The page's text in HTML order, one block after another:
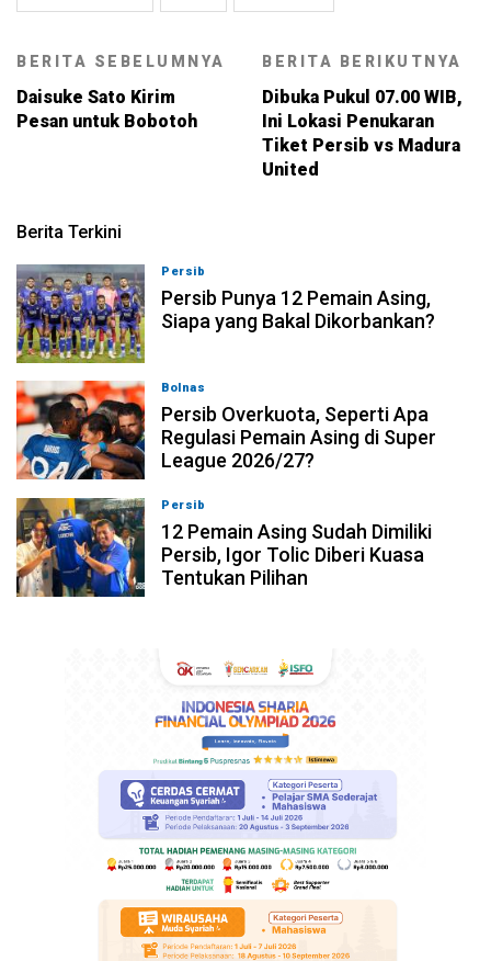
BERITA SEBELUMNYA
Daisuke Sato Kirim
Pesan untuk Bobotoh
BERITA BERIKUTNYA
Dibuka Pukul 07.00 WIB,
Ini Lokasi Penukaran
Tiket Persib vs Madura
United
Berita Terkini
Persib
Persib Punya 12 Pemain Asing,
Siapa yang Bakal Dikorbankan?
Bolnas
Persib Overkuota, Seperti Apa
Regulasi Pemain Asing di Super
League 2026/27?
Persib
12 Pemain Asing Sudah Dimiliki
Persib, Igor Tolic Diberi Kuasa
Tentukan Pilihan